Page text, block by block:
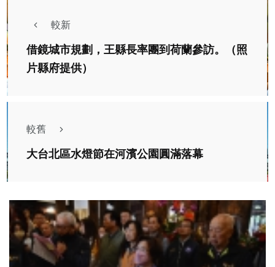
較新
借鏡城市規劃，王縣長率團到荷蘭參訪。（照
片縣府提供）
較舊
大台北區水燈節在河濱公園圓滿落幕